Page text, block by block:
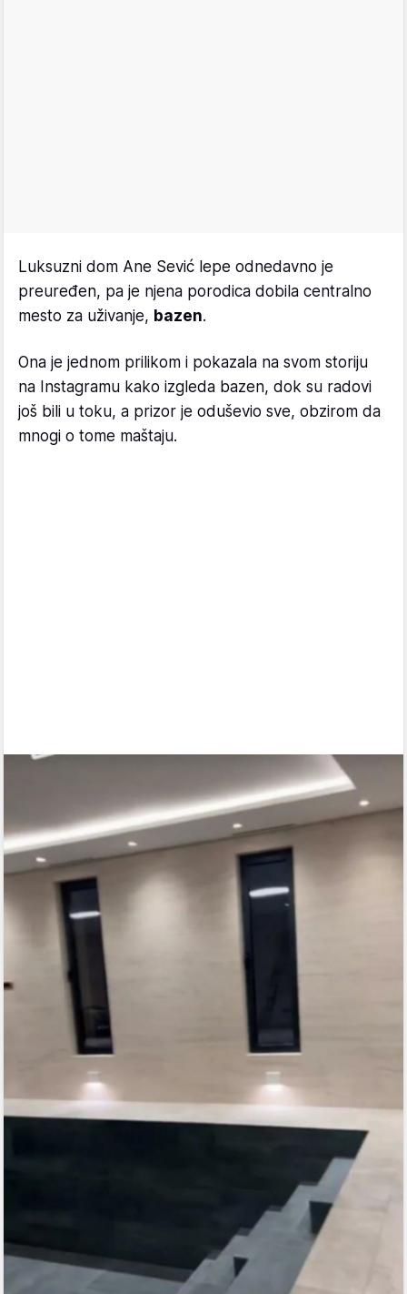
Luksuzni dom Ane Sević lepe odnedavno je
preuređen, pa je njena porodica dobila centralno
mesto za uživanje, bazen.
Ona je jednom prilikom i pokazala na svom storiju
na Instagramu kako izgleda bazen, dok su radovi
još bili u toku, a prizor je oduševio sve, obzirom da
mnogi o tome maštaju.